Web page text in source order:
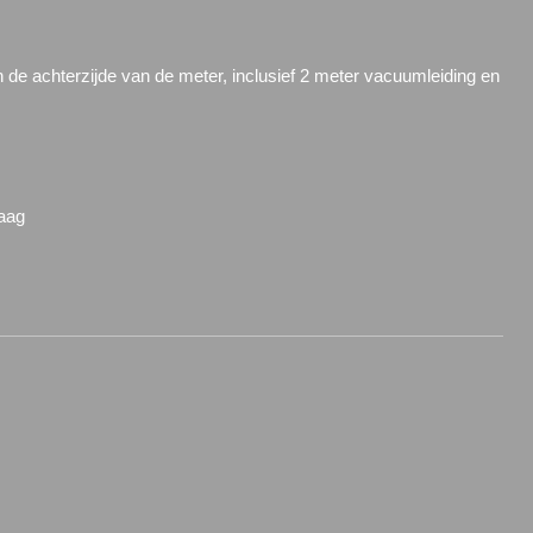
achterzijde van de meter, inclusief 2 meter vacuumleiding en